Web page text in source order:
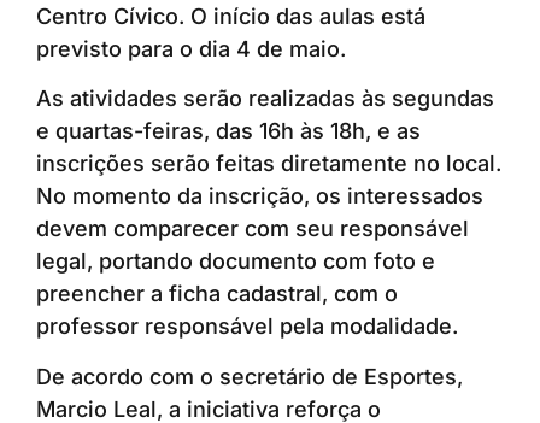
Centro Cívico. O início das aulas está
previsto para o dia 4 de maio.
As atividades serão realizadas às segundas
e quartas-feiras, das 16h às 18h, e as
inscrições serão feitas diretamente no local.
No momento da inscrição, os interessados
devem comparecer com seu responsável
legal, portando documento com foto e
preencher a ficha cadastral, com o
professor responsável pela modalidade.
De acordo com o secretário de Esportes,
Marcio Leal, a iniciativa reforça o